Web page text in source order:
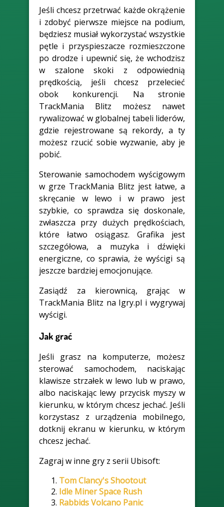
Jeśli chcesz przetrwać każde okrążenie
i zdobyć pierwsze miejsce na podium,
będziesz musiał wykorzystać wszystkie
pętle i przyspieszacze rozmieszczone
po drodze i upewnić się, że wchodzisz
w szalone skoki z odpowiednią
prędkością, jeśli chcesz przelecieć
obok konkurencji. Na stronie
TrackMania Blitz możesz nawet
rywalizować w globalnej tabeli liderów,
gdzie rejestrowane są rekordy, a ty
możesz rzucić sobie wyzwanie, aby je
pobić.
Sterowanie samochodem wyścigowym
w grze TrackMania Blitz jest łatwe, a
skręcanie w lewo i w prawo jest
szybkie, co sprawdza się doskonale,
zwłaszcza przy dużych prędkościach,
które łatwo osiągasz. Grafika jest
szczegółowa, a muzyka i dźwięki
energiczne, co sprawia, że wyścigi są
jeszcze bardziej emocjonujące.
Zasiądź za kierownicą, grając w
TrackMania Blitz na Igry.pl i wygrywaj
wyścigi.
Jak grać
Jeśli grasz na komputerze, możesz
sterować samochodem, naciskając
klawisze strzałek w lewo lub w prawo,
albo naciskając lewy przycisk myszy w
kierunku, w którym chcesz jechać. Jeśli
korzystasz z urządzenia mobilnego,
dotknij ekranu w kierunku, w którym
chcesz jechać.
Zagraj w inne gry z serii Ubisoft:
Tom Clancy's Shootout
Idle Miner Space Rush
Rabbids Volcano Panic